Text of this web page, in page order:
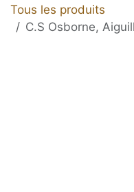
Tous les produits
C.S Osborne,